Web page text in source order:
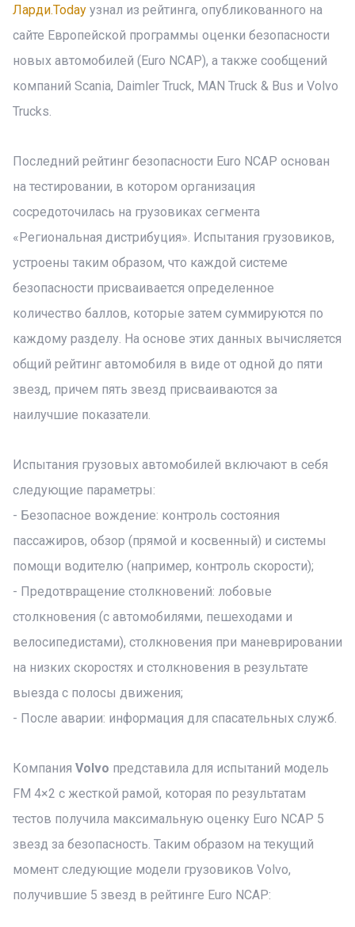
Ларди.Today узнал из рейтинга, опубликованного на
сайте Европейской программы оценки безопасности
новых автомобилей (Euro NCAP), а также сообщений
компаний Scania, Daimler Truck, MAN Truck & Bus и Volvo
Trucks.
Последний рейтинг безопасности Euro NCAP основан
на тестировании, в котором организация
сосредоточилась на грузовиках сегмента
«Региональная дистрибуция». Испытания грузовиков,
устроены таким образом, что каждой системе
безопасности присваивается определенное
количество баллов, которые затем суммируются по
каждому разделу. На основе этих данных вычисляется
общий рейтинг автомобиля в виде от одной до пяти
звезд, причем пять звезд присваиваются за
наилучшие показатели.
Испытания грузовых автомобилей включают в себя
следующие параметры:
- Безопасное вождение: контроль состояния
пассажиров, обзор (прямой и косвенный) и системы
помощи водителю (например, контроль скорости);
- Предотвращение столкновений: лобовые
столкновения (с автомобилями, пешеходами и
велосипедистами), столкновения при маневрировании
на низких скоростях и столкновения в результате
выезда с полосы движения;
- После аварии: информация для спасательных служб.
Компания Volvo представила для испытаний модель
FM 4×2 с жесткой рамой, которая по результатам
тестов получила максимальную оценку Euro NCAP 5
звезд за безопасность. Таким образом на текущий
момент следующие модели грузовиков Volvo,
получившие 5 звезд в рейтинге Euro NCAP: